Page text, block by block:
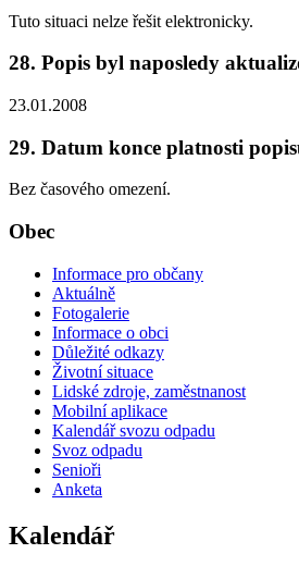
Tuto situaci nelze řešit elektronicky.
28. Popis byl naposledy
23.01.2008
29. Datum konce platnosti
Bez časového omezení.
Obec
Informace pro občany
Aktuálně
Fotogalerie
Informace o obci
Důležité odkazy
Životní situace
Lidské zdroje, zaměstnanost
Mobilní aplikace
Kalendář svozu odpadu
Svoz odpadu
Senioři
Anketa
Kalendář